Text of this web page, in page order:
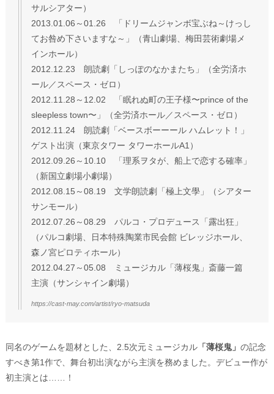
サルシアター）
2013.01.06～01.26 「ドリームジャンボ宝ぶね～けっし
てお咎め下さいますな～」（青山劇場、梅田芸術劇場メ
インホール）
2012.12.23 朗読劇「しっぽのなかまたち」（全労済ホ
ール／スペース・ゼロ）
2012.11.28～12.02 「眠れぬ町の王子様〜prince of the
sleepless town〜」（全労済ホール／スペース・ゼロ）
2012.11.24 朗読劇「ベースボーーール ハムレット！」
ゲスト出演（東京タワー タワーホールA1）
2012.09.26～10.10 「理系ヲタが、船上で恋する確率」
（新国立劇場小劇場）
2012.08.15～08.19 文学朗読劇「極上文學」（シアター
サンモール）
2012.07.26～08.29 パルコ・プロデュース「露出狂」
（パルコ劇場、日本特殊陶業市民会館 ビレッジホール、
森ノ宮ピロティホール）
2012.04.27～05.08 ミュージカル「薄桜鬼」斎藤一篇
主演（サンシャイン劇場）
https://cast-may.com/artist/ryo-matsuda
同名のゲームを題材とした、2.5次元ミュージカル「薄桜鬼」 の記念
すべき第1作で、舞台初出演ながら主演を務めました。デビュー作が
初主演とは……！